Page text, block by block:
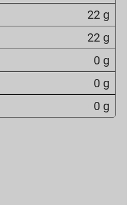
22 g
22 g
0 g
0 g
0 g